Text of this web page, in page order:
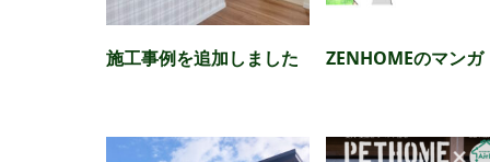
施工事例を追加しました ZENHOMEのマンガ